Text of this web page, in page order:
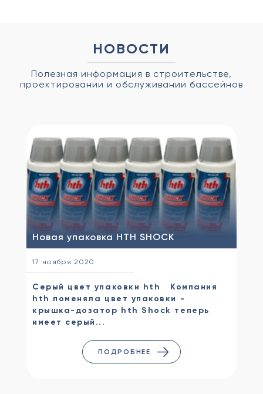
НОВОСТИ
Полезная информация в строительстве,
проектировании и обслуживании бассейнов
Новая упаковка HTH SHOCK
17 ноября 2020
Серый цвет упаковки hth Компания
hth поменяла цвет упаковки -
крышка-дозатор hth Shock теперь
имеет серый...
ПОДРОБНЕЕ